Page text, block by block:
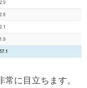
に目立ちます。